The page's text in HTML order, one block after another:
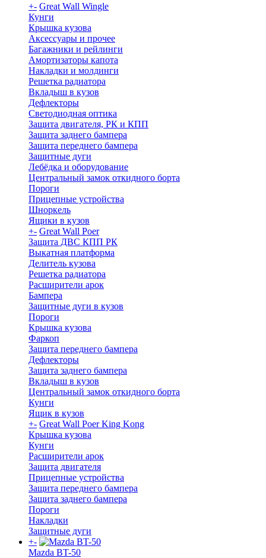
+- Great Wall Wingle
Кунги
Крышка кузова
Аксессуары и прочее
Багажники и рейлинги
Амортизаторы капота
Накладки и молдинги
Решетка радиатора
Вкладыш в кузов
Дефлекторы
Светодиодная оптика
Защита двигателя, РК и КПП
Защита заднего бампера
Защита переднего бампера
Защитные дуги
Лебёдка и оборудование
Центральный замок откидного борта
Пороги
Прицепные устройства
Шноркель
Ящики в кузов
+- Great Wall Poer
Защита ДВС КПП РК
Выкатная платформа
Делитель кузова
Решетка радиатора
Расширители арок
Бампера
Защитные дуги в кузов
Пороги
Крышка кузова
Фаркоп
Защита переднего бампера
Дефлекторы
Защита заднего бампера
Вкладыш в кузов
Центральный замок откидного борта
Кунги
Ящик в кузов
+- Great Wall Poer King Kong
Крышка кузова
Кунги
Расширители арок
Защита двигателя
Прицепные устройства
Защита переднего бампера
Защита заднего бампера
Пороги
Накладки
Защитные дуги
+-
Mazda BT-50